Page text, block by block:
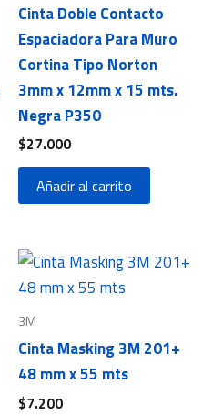
Cinta Doble Contacto
Espaciadora Para Muro
Cortina Tipo Norton
3mm x 12mm x 15 mts.
Negra P350
$27.000
Añadir al carrito
3M
Cinta Masking 3M 201+
48 mm x 55 mts
$7.200